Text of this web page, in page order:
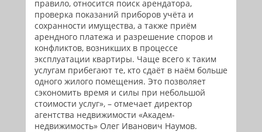
правило, относится поиск арендатора,
проверка показаний приборов учёта и
сохранности имущества, а также приём
арендного платежа и разрешение споров и
конфликтов, возникших в процессе
эксплуатации квартиры. Чаще всего к таким
услугам прибегают те, кто сдаёт в наём больше
одного жилого помещения. Это позволяет
сэкономить время и силы при небольшой
стоимости услуг», – отмечает директор
агентства недвижимости «Академ-
недвижимость» Олег Иванович Наумов.